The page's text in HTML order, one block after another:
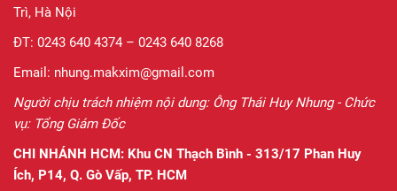
Trì, Hà Nội
ĐT: 0243 640 4374 – 0243 640 8268
Email: nhung.makxim@gmail.com
Người chịu trách nhiệm nội dung: Ông Thái Huy Nhung - Chức
vụ: Tổng Giám Đốc
CHI NHÁNH HCM: Khu CN Thạch Bình - 313/17 Phan Huy
Ích, P14, Q. Gò Vấp, TP. HCM